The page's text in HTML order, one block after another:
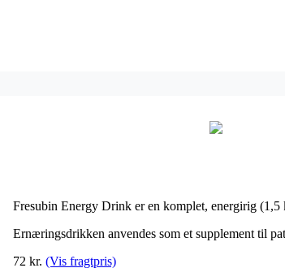
Fresubin Energy Drink er en komplet, energirig
Ernæringsdrikken anvendes som et supplement til
72 kr. (Vis fragtpris)